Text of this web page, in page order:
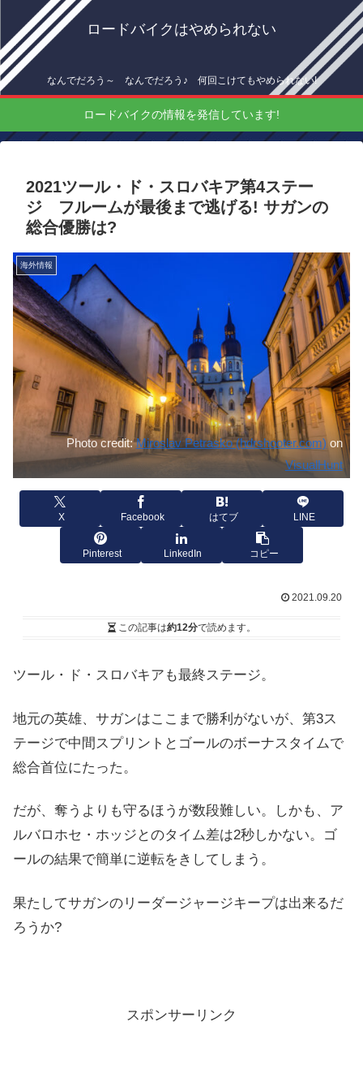
ロードバイクはやめられない
なんでだろう～ なんでだろう♪ 何回こけてもやめられない!
ロードバイクの情報を発信しています!
2021ツール・ド・スロバキア第4ステー
ジ フルームが最後まで逃げる! サガンの
総合優勝は?
海外情報
Photo credit:Miroslav Petrasko (hdrshooter.com)on
VisualHunt
X Facebook はてブ LINE
Pinterest LinkedIn コピー
2021.09.20
この記事は約12分で読めます。
ツール・ド・スロバキアも最終ステージ。
地元の英雄、サガンはここまで勝利がないが、第3ス
テージで中間スプリントとゴールのボーナスタイムで
総合首位にたった。
だが、奪うよりも守るほうが数段難しい。しかも、ア
ルバロホセ・ホッジとのタイム差は2秒しかない。ゴ
ールの結果で簡単に逆転をきしてしまう。
果たしてサガンのリーダージャージキープは出来るだ
ろうか?
スポンサーリンク